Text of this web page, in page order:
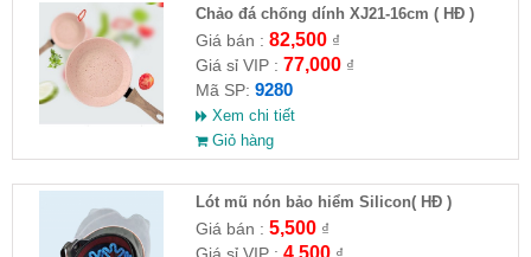
Chảo đá chống dính XJ21-16cm ( HĐ )
Giá bán : 82,500₫
Giá sỉ VIP : 77,000₫
Mã SP: 9280
Xem chi tiết
Giỏ hàng
Lót mũ nón bảo hiểm Silicon( HĐ )
Giá bán : 5,500₫